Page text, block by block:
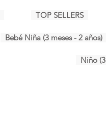
TOP SELLERS
Bebé Niña (3 meses - 2 años)
Niño